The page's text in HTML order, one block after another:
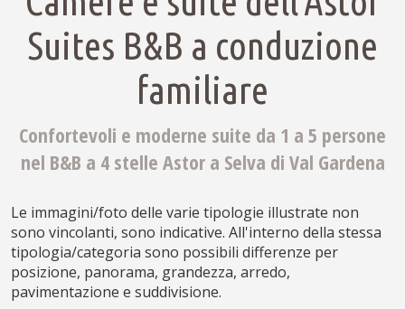
Suites B&B a conduzione
familiare
Confortevoli e moderne suite da 1 a 5 persone
nel B&B a 4 stelle Astor a Selva di Val Gardena
Le immagini/foto delle varie tipologie illustrate non
sono vincolanti, sono indicative. All'interno della stessa
tipologia/categoria sono possibili differenze per
posizione, panorama, grandezza, arredo,
pavimentazione e suddivisione.